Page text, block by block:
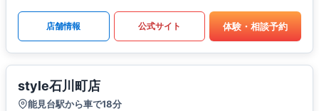
店舗情報 公式サイト 体験・相談予約
style石川町店
能見台駅から車で18分